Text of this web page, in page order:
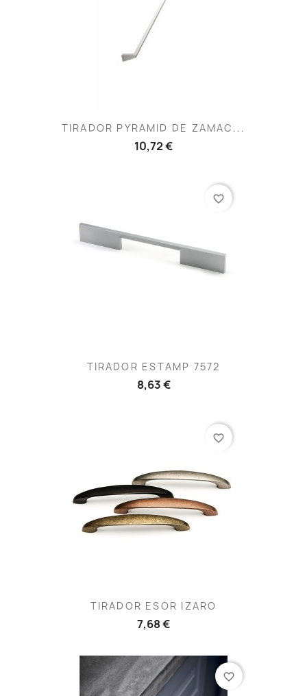
TIRADOR PYRAMID DE ZAMAC...
10,72 €
TIRADOR ESTAMP 7572
8,63 €
favorite_border
TIRADOR ESOR IZARO
7,68 €
favorite_border
favorite_border